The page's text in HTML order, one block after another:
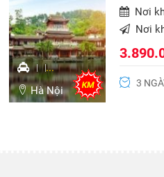
...
Hà Nội
Nơi
Nơi
3